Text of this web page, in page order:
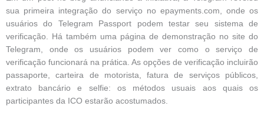
sua primeira integração do serviço no epayments.com, onde os
usuários do Telegram Passport podem testar seu sistema de
verificação. Há também uma página de demonstração no site do
Telegram, onde os usuários podem ver como o serviço de
verificação funcionará na prática. As opções de verificação incluirão
passaporte, carteira de motorista, fatura de serviços públicos,
extrato bancário e selfie: os métodos usuais aos quais os
participantes da ICO estarão acostumados.